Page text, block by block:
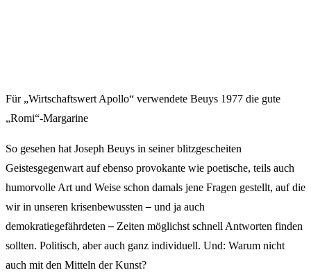
Für „Wirtschaftswert Apollo“ verwendete Beuys 1977 die gute
„Romi“-Margarine
So gesehen hat Joseph Beuys in seiner blitzgescheiten
Geistesgegenwart auf ebenso provokante wie poetische, teils auch
humorvolle Art und Weise schon damals jene Fragen gestellt, auf die
wir in unseren krisenbewussten– und ja auch
demokratiegefährdeten– Zeiten möglichst schnell Antworten finden
sollten. Politisch, aber auch ganz individuell. Und: Warum nicht
auch mit den Mitteln der Kunst?